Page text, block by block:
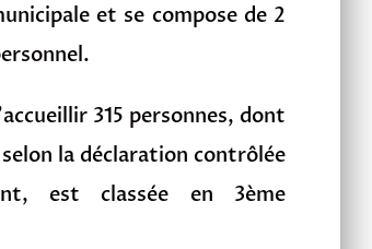
et se compose de 2
315 personnes, dont
la déclaration contrôlée
est classée en 3ème